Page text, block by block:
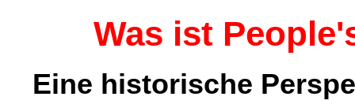
Was ist
Eine historische